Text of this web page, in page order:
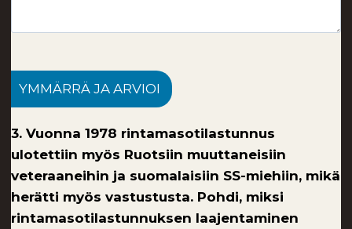
YMMÄRRÄ JA ARVIOI
3. Vuonna 1978 rintamasotilastunnus
ulotettiin myös Ruotsiin muuttaneisiin
veteraaneihin ja suomalaisiin SS-miehiin, mikä
herätti myös vastustusta. Pohdi, miksi
rintamasotilastunnuksen laajentaminen